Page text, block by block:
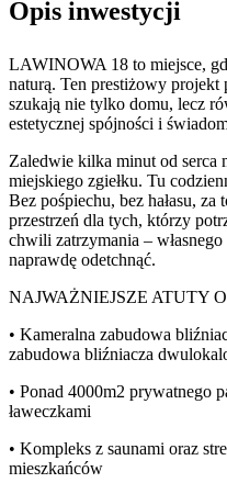
Opis inwestycji
LAWINOWA 18 to miejsce,
naturą. Ten prestiżowy projekt
szukają nie tylko domu, lecz
estetycznej spójności i
Zaledwie kilka minut od serca
miejskiego zgiełku. Tu
Bez pośpiechu, bez hałasu,
przestrzeń dla tych, którzy
chwili zatrzymania –
naprawdę odetchnąć.
NAJWAŻNIEJSZE ATUTY
• Kameralna zabudowa
zabudowa bliźniacza
• Ponad 4000m2 prywatnego
ławeczkami
• Kompleks z saunami oraz
mieszkańców